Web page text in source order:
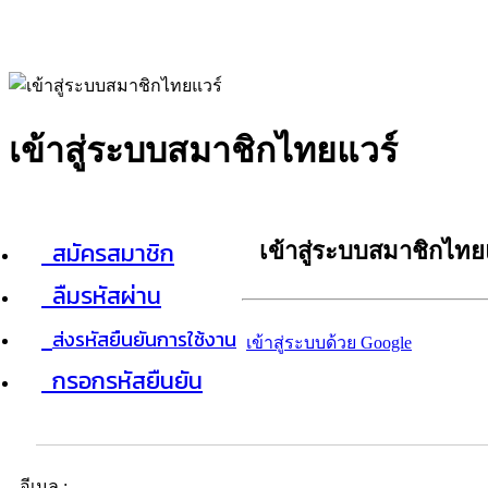
เข้าสู่ระบบสมาชิกไทยแวร์
สมัครสมาชิก
ลืมรหัสผ่าน
ส่งรหัสยืนยันการใช้งาน
กรอกรหัสยืนยัน
เข้าสู่ระบบสมาชิกไท
เข้าสู่ระบบด้วย Google